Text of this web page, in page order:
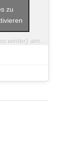
am
zu